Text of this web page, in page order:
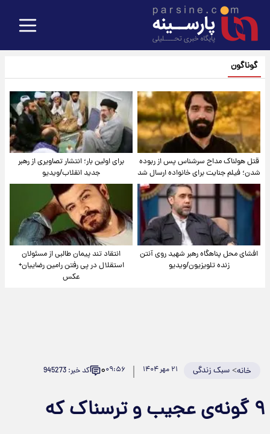
گوناگون
قتل هولناک مداح سرشناس پس از ربوده
شدن؛ فیلم جنایت برای خانواده ارسال شد
برای اولین بار؛ انتشار تصاویری از رهبر
جدید انقلاب/ویدیو
افشای محل پناهگاه‌ رهبر شهید روی آنتن
زنده تلویزیون/ویدیو
انتقاد تند پیمان طالبی از مسئولان
استقلال در پی رفتن رامین رضاییان+
عکس
خانه>سبک زندگی ۲۱ مهر ۱۴۰۴ ۰۹:۵۶۰ کد خبر: 945273
۹ گونه‌ی عجیب و ترسناک که